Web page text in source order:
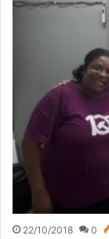
22/10/2018 0